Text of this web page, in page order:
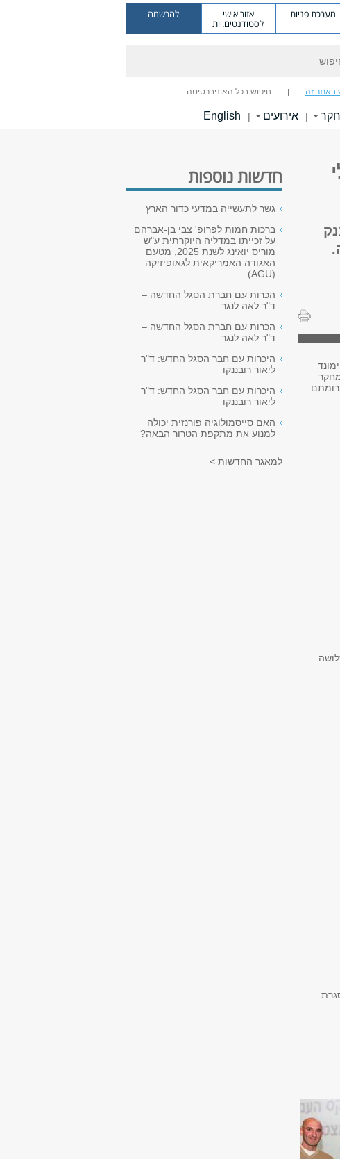
מערכת פניות אזור אישי
לסטודנטים.יות
להרשמה
באתר זה חיפוש בכל האוניברסיטה
| אירועים |
English
עבור תרומתם
חדשות נוספות
גשר לתעשייה במדעי כדור הארץ
ברכות חמות לפרופ' צבי בן-אברהם
על זכייתו במדליה היוקרתית ע"ש
מוריס יואינג לשנת 2025, מטעם
האגודה האמריקאית לגאופיזיקה
(AGU)
הכרות עם חברת הסגל החדשה –
ד"ר לאה לנגר
הכרות עם חברת הסגל החדשה –
ד"ר לאה לנגר
היכרות עם חבר הסגל החדש: ד"ר
ליאור רובננקו
היכרות עם חבר הסגל החדש: ד"ר
ליאור רובננקו
האם סייסמולוגיה פורנזית יכולה
למנוע את מתקפת הטרור הבאה?
למאגר החדשות >